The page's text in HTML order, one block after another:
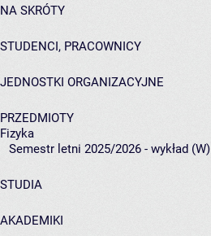
NA SKRÓTY
STUDENCI, PRACOWNICY
JEDNOSTKI ORGANIZACYJNE
PRZEDMIOTY
Fizyka
Semestr letni 2025/2026 - wykład (W)
STUDIA
AKADEMIKI